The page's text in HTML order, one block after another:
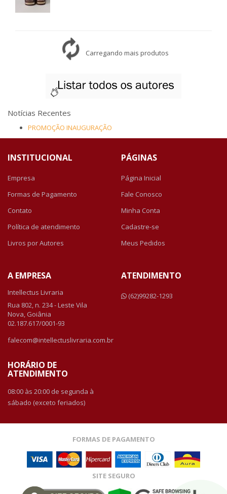
Carregando mais produtos
Notícias Recentes
PROMOÇÃO INAUGURAÇÃO
INSTITUCIONAL
Empresa
Formas de Pagamento
Contato
Política de atendimento
Livros por Autores
PÁGINAS
Página Inicial
Fale Conosco
Minha Conta
Cadastre-se
Meus Pedidos
A EMPRESA
Intellectus Livraria
Rua 802, n. 234 - Leste Vila
Nova, Goiânia
02.187.617/0001-93
falecom@intellectuslivraria.com.br
HORÁRIO DE
ATENDIMENTO
08:00 às 20:00 de segunda à
sábado (exceto feriados)
ATENDIMENTO
(62)99282-1293
FORMAS DE PAGAMENTO
SITE SEGURO